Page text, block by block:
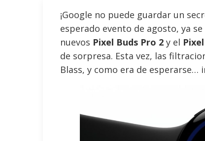
¡Google no puede guardar un
esperado evento de agosto, ya
nuevos Pixel Buds Pro 2 y el
de sorpresa. Esta vez, las
Blass, y como era de esperarse…